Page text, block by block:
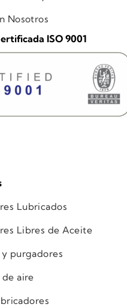
Lubricados
Libres de Aceite
y purgadores
de aire
Nosotros
ISO 9001